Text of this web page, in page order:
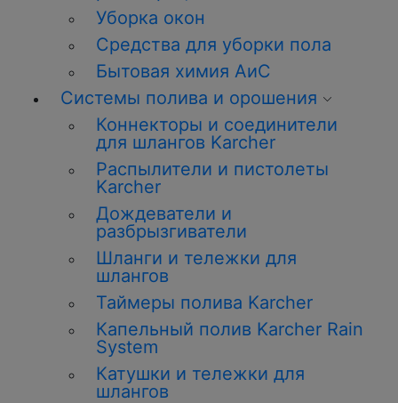
Уборка окон
Средства для уборки пола
Бытовая химия АиС
Системы полива и орошения
Коннекторы и соединители
для шлангов Karcher
Распылители и пистолеты
Karcher
Дождеватели и
разбрызгиватели
Шланги и тележки для
шлангов
Таймеры полива Karcher
Капельный полив Karcher Rain
System
Катушки и тележки для
шлангов